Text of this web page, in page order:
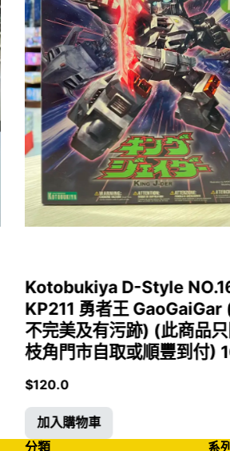
Kotobukiya D-Style
KP211 勇者王 GaoGaiGar
不完美及有污跡) (此商品
枝角門市自取或順豐到付)
$120.0
加入購物車
分類
系列